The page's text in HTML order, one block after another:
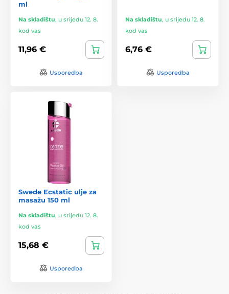
ml
Na skladištu, u srijedu 12. 8.
kod vas
11,96 €
Usporedba
Na skladištu, u srijedu 12. 8.
kod vas
6,76 €
Usporedba
Swede Ecstatic ulje za
masažu 150 ml
Na skladištu, u srijedu 12. 8.
kod vas
15,68 €
Usporedba